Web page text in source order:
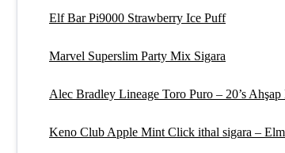
Elf Bar Pi9000 Strawberry Ice Puff
Marvel Superslim Party Mix Sigara
Alec Bradley Lineage Toro Puro – 20’s Ahşap
Keno Club Apple Mint Click ithal sigara –